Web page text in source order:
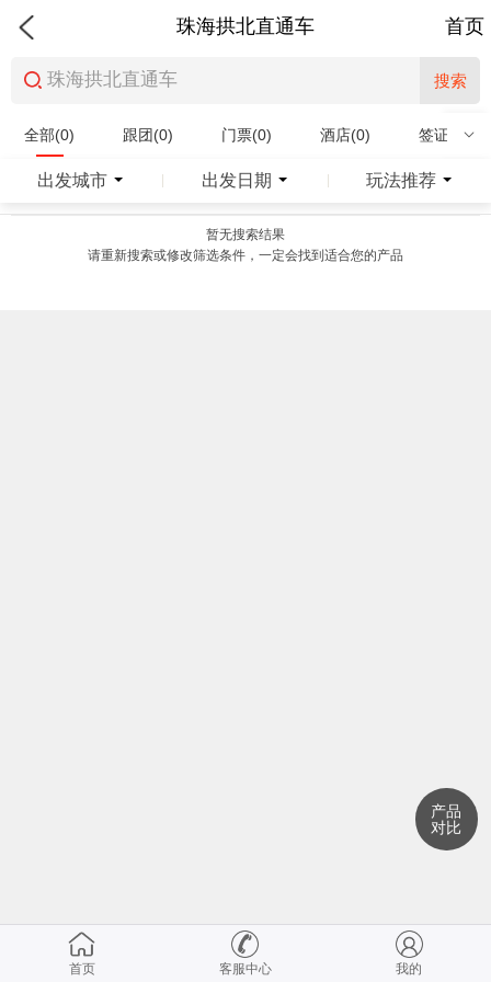
珠海拱北直通车 首页
搜索
全部(0) 跟团(0) 门票(0) 酒店(0) 签证(0)
特产商品(0)
出发城市 出发日期 玩法推荐
暂无搜索结果
请重新搜索或修改筛选条件，一定会找到适合您的产品
产品
对比
首页 客服中心 我的